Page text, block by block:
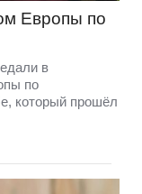
Европы по
в
по
который прошёл